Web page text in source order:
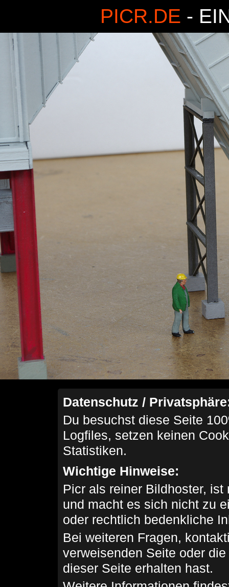
PICR.DE -
Datenschutz /
Du besuchst diese Seite
Logfiles, setzen keinen
Statistiken.
Wichtige Hinweise:
Picr als reiner Bildhoster,
und macht es sich nicht zu
oder rechtlich bedenkliche
Bei weiteren Fragen,
verweisenden Seite oder
dieser Seite erhalten hast.